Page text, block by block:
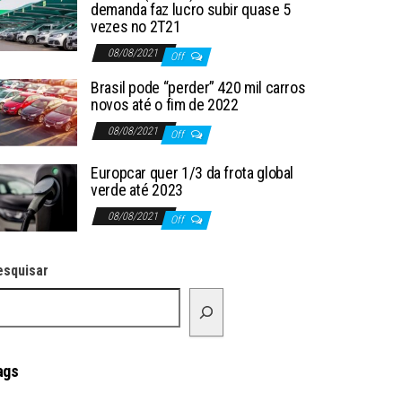
demanda faz lucro subir quase 5
vezes no 2T21
08/08/2021 Off
Brasil pode “perder” 420 mil carros
novos até o fim de 2022
08/08/2021 Off
Europcar quer 1/3 da frota global
verde até 2023
08/08/2021 Off